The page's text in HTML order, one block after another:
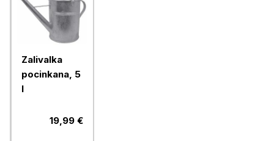
Zalivalka
pocinkana, 5
l
19,99 €